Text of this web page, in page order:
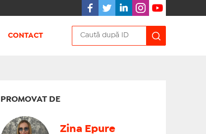
CONTACT
PROMOVAT DE
Zina Epure